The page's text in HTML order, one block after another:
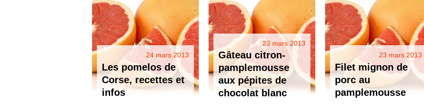
24 mars 2013
Les pomelos de
Corse, recettes et
infos
23 mars 2013
Gâteau citron-
pamplemousse
aux pépites de
chocolat blanc
23 mars 2013
Filet mignon de
porc au
pamplemousse